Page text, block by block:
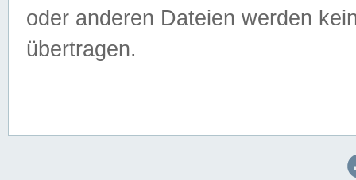
oder anderen Dateien werden
übertragen.